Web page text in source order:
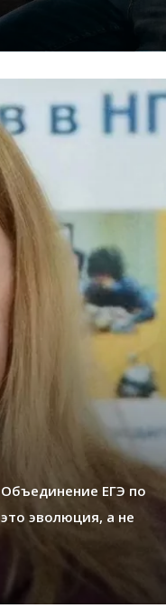
ЕГЭ по
эволюция, а не